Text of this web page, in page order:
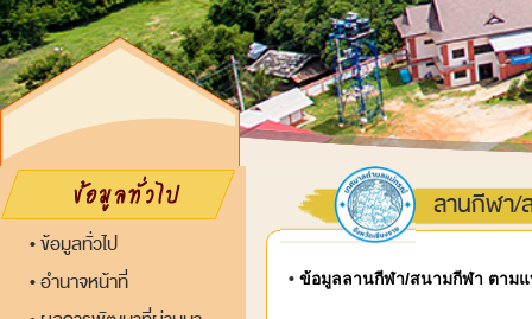
• ข้อมูลทั่วไป
• อำนาจหน้าที่
ลานกีฬา/
• ข้อมูลลานกีฬา/สนามกีฬา ตาม